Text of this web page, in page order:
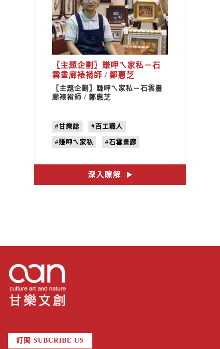
〖主題企劃〗賺呷ㄟ家私－石
雲畫廊裱褙師 / 鄭惠芝
〖主題企劃〗賺呷ㄟ家私－石雲畫
廊裱褙師 / 鄭惠芝
#甘樂誌 #百工職人
#賺呷ㄟ家私 #石雲畫廊
深入瞭解
訂閱 SUBCRIBE US